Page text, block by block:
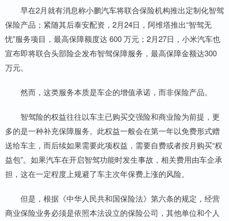
早在2月就有消息称小鹏汽车将联合保险机构推出定制化智驾
保险产品；紧随其后泰安配资，2月24日，阿维塔推出“智驾无
忧”服务项目，最高保障额度达 600 万元；2月27日，小米汽车也
宣布即将联合头部险企发布智驾保障服务，最高保障金额达300
万元。
然而，这类服务本质是车企的增值承诺，而非保险产品。
智驾险的权益往往以车主已购买交强险和商业险为前提，更
多的是一种补充保障服务。此权益一般会在第一年以免费形式赠
送给车主，而后续如果需要此项权益，需要自费或者按月购买“权
益包”。如果汽车在开启智驾功能时发生事故，相关费用由车企承
担，这在一定程度上规避了车主次年保费上涨的风险。
但是，根据《中华人民共和国保险法》第六条的规定，经营
商业保险业务必须是依照本法设立的保险公司，其他单位和个人